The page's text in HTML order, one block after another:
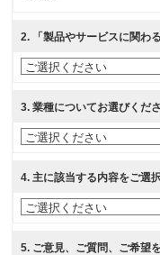
2. 「製品やサービスに関わ
3. 業種についてお選びくだ
4. 主に該当する内容をご選
5. ご意見、ご質問、ご希望